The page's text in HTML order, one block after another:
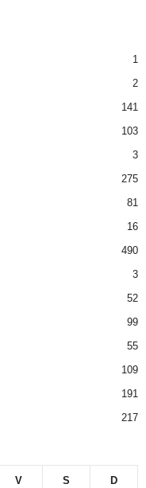
1
2
141
103
3
275
81
16
490
3
52
99
55
109
191
217
V S D